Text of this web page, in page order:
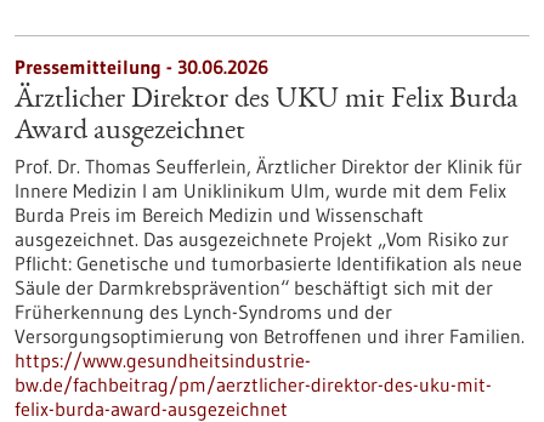
Pressemitteilung - 30.06.2026
Ärztlicher Direktor des UKU mit Felix Burda
Award ausgezeichnet
Prof. Dr. Thomas Seufferlein, Ärztlicher Direktor der Klinik für
Innere Medizin I am Uniklinikum Ulm, wurde mit dem Felix
Burda Preis im Bereich Medizin und Wissenschaft
ausgezeichnet. Das ausgezeichnete Projekt „Vom Risiko zur
Pflicht: Genetische und tumorbasierte Identifikation als neue
Säule der Darmkrebsprävention“ beschäftigt sich mit der
Früherkennung des Lynch-​Syndroms und der
Versorgungsoptimierung von Betroffenen und ihrer Familien.
https://www.gesundheitsindustrie-
bw.de/fachbeitrag/pm/aerztlicher-direktor-des-uku-mit-
felix-burda-award-ausgezeichnet